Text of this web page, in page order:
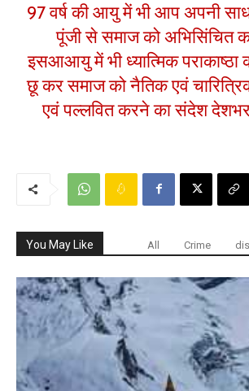
97 वर्ष की आयु में भी आप अपनी
पूंजी से समाज को अभिसिंचित
इसआआयु में भी ध्यात्मिक पराकाष्ठा
छू कर समाज को नैतिक एवं
एवं पल्लवित करने का संदेश
You May Like All Crime